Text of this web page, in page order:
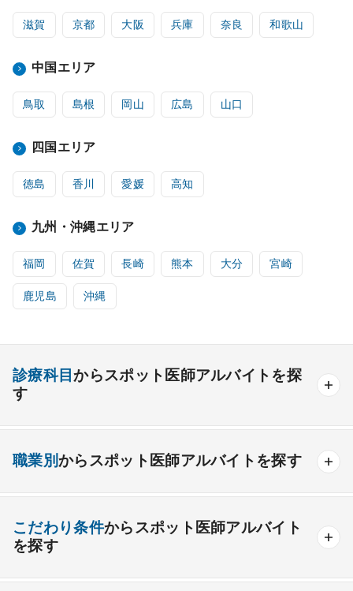
滋賀 京都 大阪 兵庫 奈良 和歌山
中国エリア
鳥取 島根 岡山 広島 山口
四国エリア
徳島 香川 愛媛 高知
九州・沖縄エリア
福岡 佐賀 長崎 熊本 大分 宮崎
鹿児島 沖縄
診療科目からスポット医師アルバイトを探
す
内科系
一般内科 呼吸器内科 消化器内科 循環器内科
腎臓内科 老人内科 リウマチ内科 総合診療科
外科系
職業別からスポット医師アルバイトを探す
こだわり条件からスポット医師アルバイト
を探す